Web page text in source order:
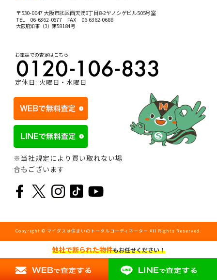
他社で断られた物件もお任せください！
〒530-0047 大阪市北区西天満6丁目8-2ヤノシゲビル505号室
TEL 06-6362-0677FAX 06-6362-0688
大阪府知事（3）第58184号
お電話での査定はこちら
定休日: 火曜日・水曜日
※当社規定により買い取れない場
合もございます
Copyright © マイダスは住まいのトータルコーディネーター All Rights Reserved.